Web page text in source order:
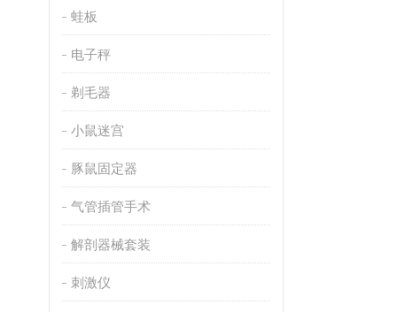
蛙板
电子秤
剃毛器
小鼠迷宫
豚鼠固定器
气管插管手术
解剖器械套装
刺激仪